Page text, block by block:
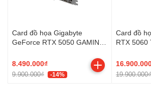
Card đồ họa Gigabyte
GeForce RTX 5050 GAMING
(N5050GAMING OC-8GD)
8.490.000₫
9.900.000₫ -14%
Card đồ
RTX 5060
bit)
19.900.000₫